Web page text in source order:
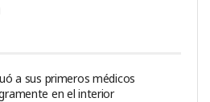
a sus primeros médicos
en el interior